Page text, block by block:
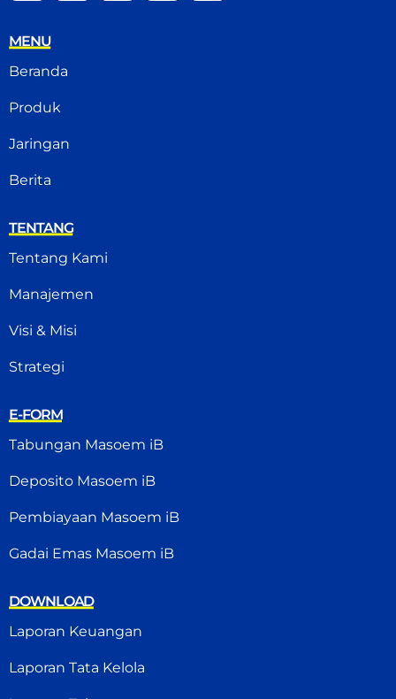
MENU
Beranda
Produk
Jaringan
Berita
TENTANG
Tentang Kami
Manajemen
Visi & Misi
Strategi
E-FORM
Tabungan Masoem iB
Deposito Masoem iB
Pembiayaan Masoem iB
Gadai Emas Masoem iB
DOWNLOAD
Laporan Keuangan
Laporan Tata Kelola